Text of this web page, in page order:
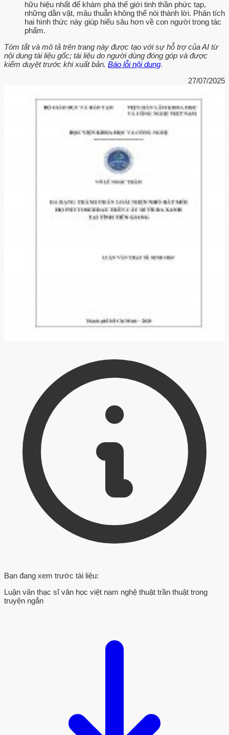
hữu hiệu nhất để khám phá thế giới tinh thần phức tạp,
những dằn vặt, mâu thuẫn không thể nói thành lời. Phân tích
hai hình thức này giúp hiểu sâu hơn về con người trong tác
phẩm.
Tóm tắt và mô tả trên trang này được tạo với sự hỗ trợ của AI từ
nội dung tài liệu gốc; tài liệu do người dùng đóng góp và được
kiểm duyệt trước khi xuất bản. Báo lỗi nội dung.
27/07/2025
Bạn đang xem trước tài liệu:
Luận văn thạc sĩ văn học việt nam nghệ thuật trần thuật trong
truyện ngắn